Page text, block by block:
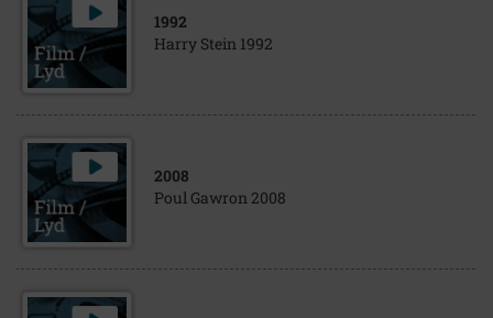
1992
Harry Stein 1992
2008
Poul Gawron 2008